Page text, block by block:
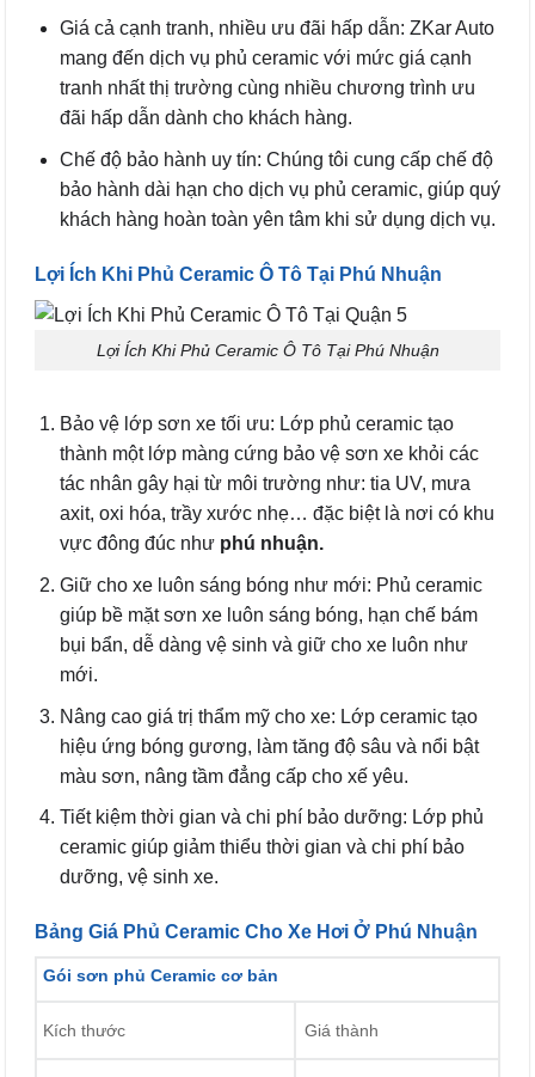
Giá cả cạnh tranh, nhiều ưu đãi hấp dẫn: ZKar Auto
mang đến dịch vụ phủ ceramic với mức giá cạnh
tranh nhất thị trường cùng nhiều chương trình ưu
đãi hấp dẫn dành cho khách hàng.
Chế độ bảo hành uy tín: Chúng tôi cung cấp chế độ
bảo hành dài hạn cho dịch vụ phủ ceramic, giúp quý
khách hàng hoàn toàn yên tâm khi sử dụng dịch vụ.
Lợi Ích Khi Phủ Ceramic Ô Tô Tại Phú Nhuận
Lợi Ích Khi Phủ Ceramic Ô Tô Tại Phú Nhuận
Bảo vệ lớp sơn xe tối ưu: Lớp phủ ceramic tạo
thành một lớp màng cứng bảo vệ sơn xe khỏi các
tác nhân gây hại từ môi trường như: tia UV, mưa
axit, oxi hóa, trầy xước nhẹ… đặc biệt là nơi có khu
vực đông đúc như phú nhuận.
Giữ cho xe luôn sáng bóng như mới: Phủ ceramic
giúp bề mặt sơn xe luôn sáng bóng, hạn chế bám
bụi bẩn, dễ dàng vệ sinh và giữ cho xe luôn như
mới.
Nâng cao giá trị thẩm mỹ cho xe: Lớp ceramic tạo
hiệu ứng bóng gương, làm tăng độ sâu và nổi bật
màu sơn, nâng tầm đẳng cấp cho xế yêu.
Tiết kiệm thời gian và chi phí bảo dưỡng: Lớp phủ
ceramic giúp giảm thiểu thời gian và chi phí bảo
dưỡng, vệ sinh xe.
Bảng Giá Phủ Ceramic Cho Xe Hơi Ở Phú Nhuận
Gói sơn phủ Ceramic cơ bản
Kích thước Giá thành